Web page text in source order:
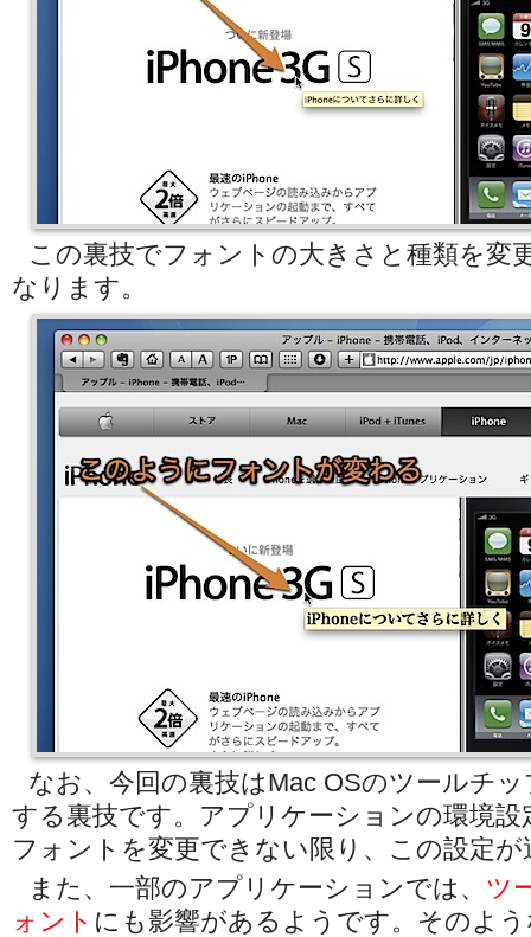
この裏技でフォントの大きさと種類を変
なります。
なお、今回の裏技はMac OSのツールチ
する裏技です。アプリケーションの環境
フォントを変更できない限り、この設定
また、一部のアプリケーションでは、 ツ
ォント にも影響があるようです。そのよ